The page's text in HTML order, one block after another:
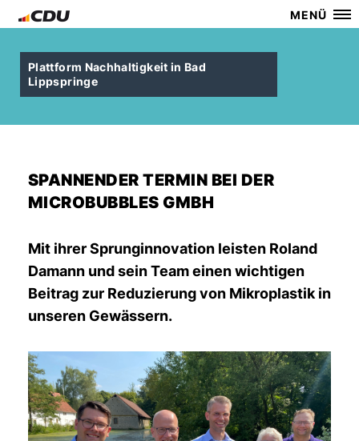
MENÜ
Plattform Nachhaltigkeit in Bad
Lippspringe
SPANNENDER TERMIN BEI DER
MICROBUBBLES GMBH
Mit ihrer Sprunginnovation leisten Roland
Damann und sein Team einen wichtigen
Beitrag zur Reduzierung von Mikroplastik in
unseren Gewässern.